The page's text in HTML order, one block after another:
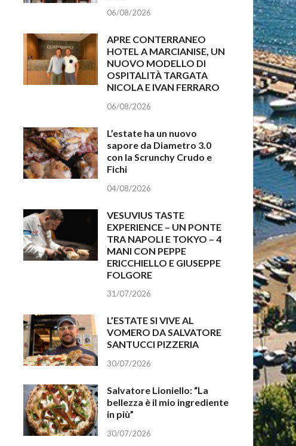
06/08/2026
APRE CONTERRANEO
HOTEL A MARCIANISE, UN
NUOVO MODELLO DI
OSPITALITÀ TARGATA
NICOLA E IVAN FERRARO
06/08/2026
L’estate ha un nuovo
sapore da Diametro 3.0
con la Scrunchy Crudo e
Fichi
04/08/2026
VESUVIUS TASTE
EXPERIENCE – UN PONTE
TRA NAPOLI E TOKYO – 4
MANI CON PEPPE
ERICCHIELLO E GIUSEPPE
FOLGORE
31/07/2026
L’ESTATE SI VIVE AL
VOMERO DA SALVATORE
SANTUCCI PIZZERIA
30/07/2026
Salvatore Lioniello: “La
bellezza è il mio ingrediente
in più”
30/07/2026